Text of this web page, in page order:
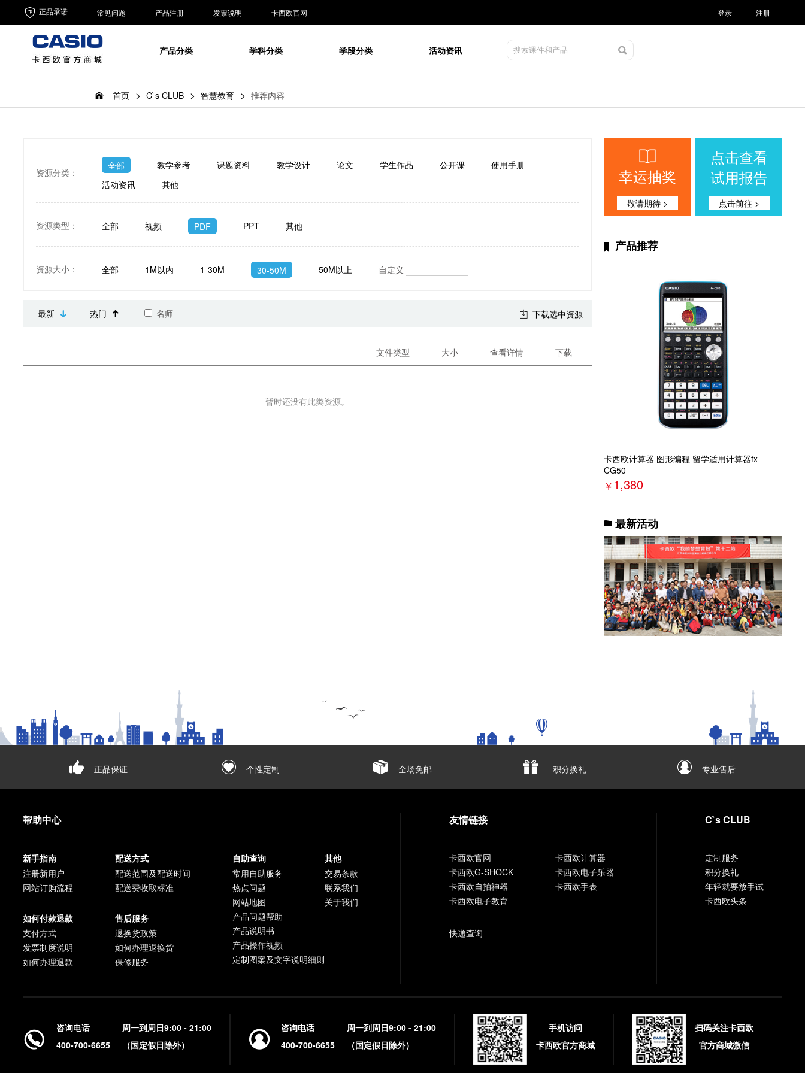
正品承诺 常见问题 产品注册 发票说明 卡西欧官网 登录 注册
产品分类 学科分类 学段分类 活动资讯
首页 C`s CLUB 智慧教育 推荐内容
资源分类：
全部 教学参考 课题资料 教学设计 论文 学生作品 公开课
使用手册
活动资讯
其他
资源类型： 全部 视频 PDF PPT 其他
资源大小： 全部 1M以内 1-30M 30-50M 50M以上 自定义
最新 热门 名师 下载选中资源
文件类型 大小 查看详情 下载
暂时还没有此类资源。
幸运抽奖
敬请期待 >
点击查看
试用报告
点击前往 >
产品推荐
卡西欧计算器 图形编程 留学适用计算器fx-
CG50
￥ 1,380
最新活动
正品保证 个性定制 全场免邮 积分换礼 专业售后
帮助中心
新手指南
注册新用户
网站订购流程
如何付款退款
支付方式
发票制度说明
如何办理退款
配送方式
配送范围及配送时间
配送费收取标准
售后服务
退换货政策
如何办理退换货
保修服务
自助查询
常用自助服务
热点问题
网站地图
产品问题帮助
产品说明书
产品操作视频
定制图案及文字说明细则
其他
交易条款
联系我们
关于我们
友情链接
卡西欧官网
卡西欧G-SHOCK
卡西欧自拍神器
卡西欧电子教育
快递查询
卡西欧计算器
卡西欧电子乐器
卡西欧手表
C`s CLUB
定制服务
积分换礼
年轻就要放手试
卡西欧头条
咨询电话
400-700-6655
周一到周日9:00 - 21:00
（国定假日除外）
咨询电话
400-700-6655
周一到周日9:00 - 21:00
（国定假日除外）
手机访问
卡西欧官方商城
扫码关注卡西欧
官方商城微信